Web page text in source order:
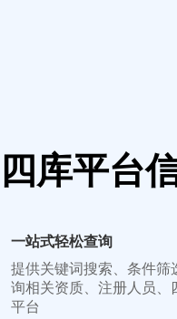
四库平台
一站式轻松查询
提供关键词搜索、条件
询相关资质、注册人员
平台